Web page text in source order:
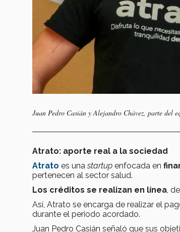
Juan Pedro Casián y Alejandro Chávez, parte del
Atrato: aporte real a la sociedad
Atrato es unastartup enfocada en
pertenecen al sector salud.
Los créditos se realizan en línea,
Así, Atrato se encarga de realizar el
durante el periodo acordado.
Juan Pedro Casián señaló que sus